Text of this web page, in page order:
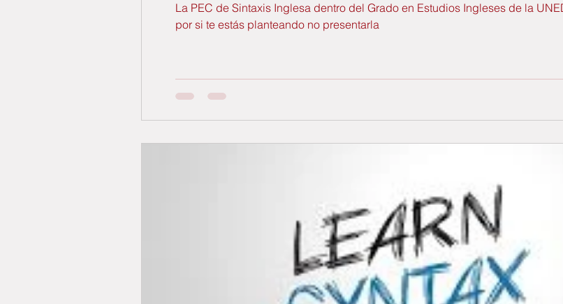
La PEC de Sintaxis Inglesa dentro del Grado en Estudios Ingleses de la
por si te estás planteando no presentarla